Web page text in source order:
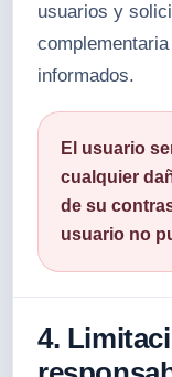
usuarios y
informados.
El usuario
cualquier
de su
usuario no
4.